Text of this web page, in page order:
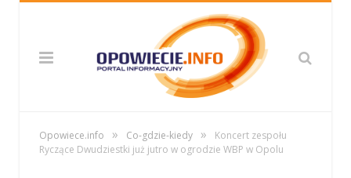
Opowiece.info » Co-gdzie-kiedy »
Koncert zespołu
Ryczące Dwudziestki już jutro w ogrodzie WBP w Opolu